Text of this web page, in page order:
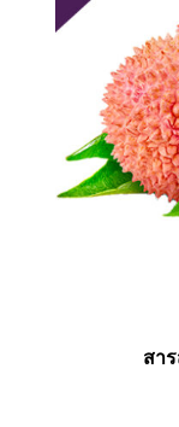
สา